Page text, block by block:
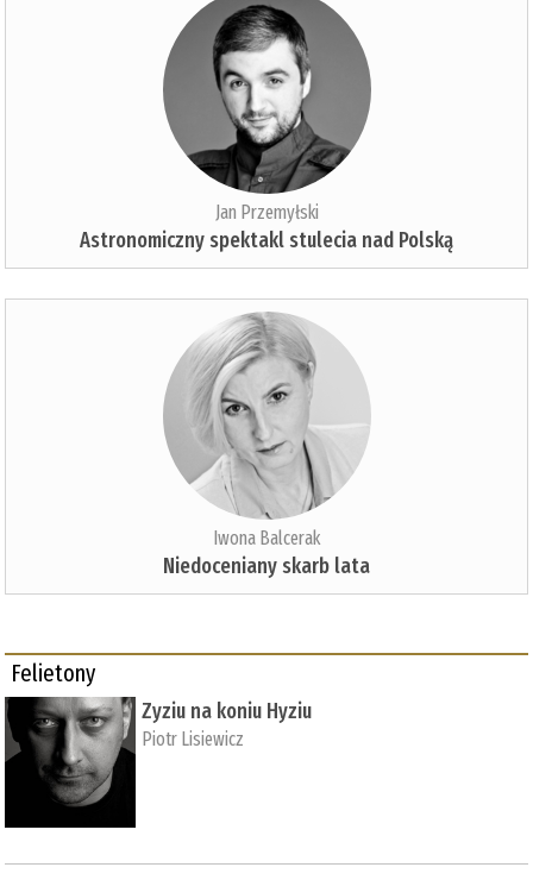
Jan Przemyłski
Astronomiczny spektakl stulecia nad Polską
Iwona Balcerak
Niedoceniany skarb lata
Felietony
Zyziu na koniu Hyziu
Piotr Lisiewicz